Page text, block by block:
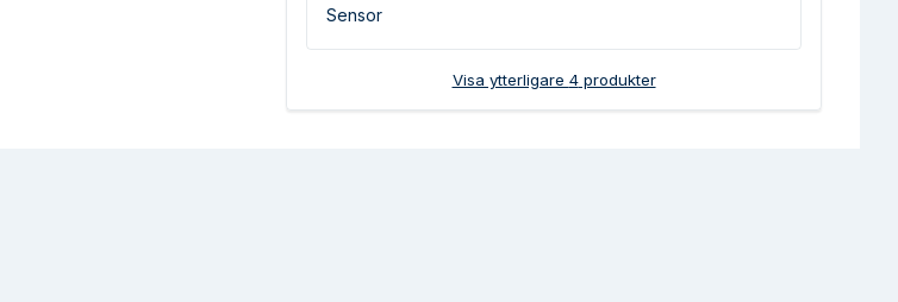
Sensor
Visa ytterligare 4produkter